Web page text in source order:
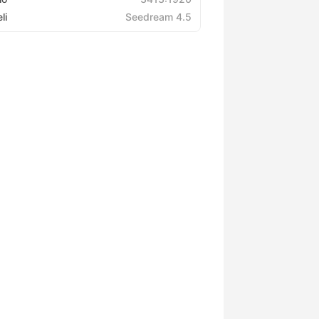
Seedream 4.5